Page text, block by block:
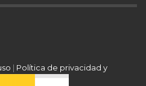
| Política de privacidad y